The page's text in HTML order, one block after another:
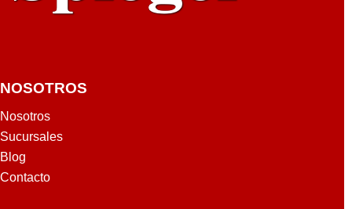
NOSOTROS
Nosotros
Sucursales
Blog
Contacto